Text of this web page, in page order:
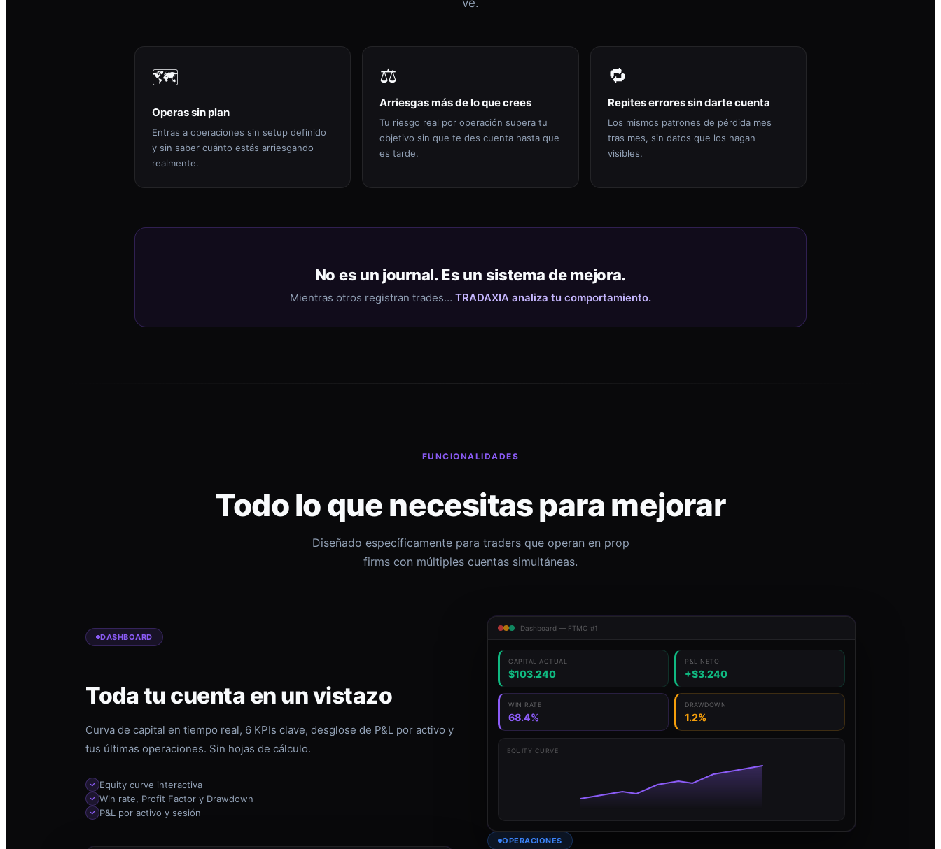
ve.
🗺️
Operas sin plan
Entras a operaciones sin setup definido
y sin saber cuánto estás arriesgando
realmente.
⚖️
Arriesgas más de lo que crees
Tu riesgo real por operación supera tu
objetivo sin que te des cuenta hasta que
es tarde.
🔁
Repites errores sin darte cuenta
Los mismos patrones de pérdida mes
tras mes, sin datos que los hagan
visibles.
No es un journal. Es un sistema de mejora.
Mientras otros registran trades… TRADAXIA analiza tu comportamiento.
FUNCIONALIDADES
Todo lo que necesitas para mejorar
Diseñado específicamente para traders que operan en prop
firms con múltiples cuentas simultáneas.
DASHBOARD
Toda tu cuenta en un vistazo
Curva de capital en tiempo real, 6 KPIs clave, desglose de P&L por activo y
tus últimas operaciones. Sin hojas de cálculo.
Equity curve interactiva
Win rate, Profit Factor y Drawdown
P&L por activo y sesión
Dashboard — FTMO #1
CAPITAL ACTUAL
$103.240
P&L NETO
+$3.240
WIN RATE
68.4%
DRAWDOWN
1.2%
EQUITY CURVE
OPERACIONES